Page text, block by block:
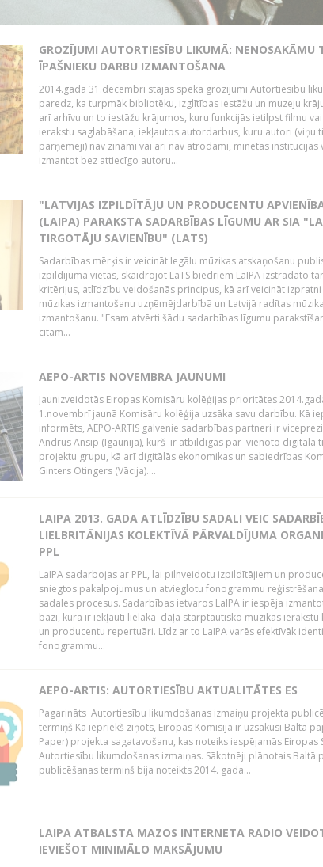
GROZĪJUMI AUTORTIESĪBU LIKUMĀ: NENOSAKĀMU
ĪPAŠNIEKU DARBU IZMANTOŠANA
2014.gada 31.decembrī stājās spēkā grozījumi Autortiesību
paredz, ka turpmāk bibliotēku, izglītības iestāžu un muzeju
arī arhīvu un to iestāžu krājumos, kuru funkcijās ietilpst filmu
ierakstu saglabāšana, iekļautos autordarbus, kuru autori (viņu
pārņēmēji) nav zināmi vai arī nav atrodami, minētās institūcijas
izmantot bez attiecīgo autoru...
"LATVIJAS IZPILDĪTĀJU UN PRODUCENTU
(LAIPA) PARAKSTA SADARBĪBAS LĪGUMU AR SIA
TIRGOTĀJU SAVIENĪBU" (LATS)
Sadarbības mērķis ir veicināt legālu mūzikas atskaņošanu
izpildījuma vietās, skaidrojot LaTS biedriem LaIPA izstrādāto
kritērijus, atlīdzību veidošanās principus, kā arī veicināt
mūzikas izmantošanu uzņēmējdarbībā un Latvijā radītas
izmantošanu. "Esam atvērti šādu sadarbības līgumu
citām...
AEPO-ARTIS NOVEMBRA JAUNUMI
Jaunizveidotās Eiropas Komisāru kolēģijas prioritātes
1.novembrī jaunā Komisāru kolēģija uzsāka savu darbību. Kā
informēts, AEPO-ARTIS galvenie sadarbības partneri ir
Andrus Ansip (Igaunija), kurš ir atbildīgas par vienoto digitālā
projektu grupu, kā arī digitālās ekonomikas un sabiedrības
Ginters Otingers (Vācija)....
LAIPA 2013. GADA ATLĪDZĪBU SADALI VEIC
LIELBRITĀNIJAS KOLEKTĪVĀ PĀRVALDĪJUMA
PPL
LaIPA sadarbojas ar PPL, lai pilnveidotu izpildītājiem un
sniegtos pakalpojumus un atvieglotu fonogrammu
sadales procesus. Sadarbības ietvaros LaIPA ir iespēja
bāzi, kurā ir iekļauti lielākā daļa starptautisko mūzikas ierakstu
un producentu repertuāri. Līdz ar to LaIPA varēs efektīvāk
fonogrammu...
AEPO-ARTIS: AUTORTIESĪBU AKTUALITĀTES ES
Pagarināts Autortiesību likumdošanas izmaiņu projekta
termiņš Kā iepriekš ziņots, Eiropas Komisija ir uzsākusi Baltā
Paper) projekta sagatavošanu, kas noteiks iespējamās Eiropas
Autortiesību likumdošanas izmaiņas. Sākotnēji plānotais Baltā
publicēšanas termiņš bija noteikts 2014. gada...
LAIPA ATBALSTA MAZOS INTERNETA RADIO
IEVIEŠOT MINIMĀLO MAKSĀJUMU